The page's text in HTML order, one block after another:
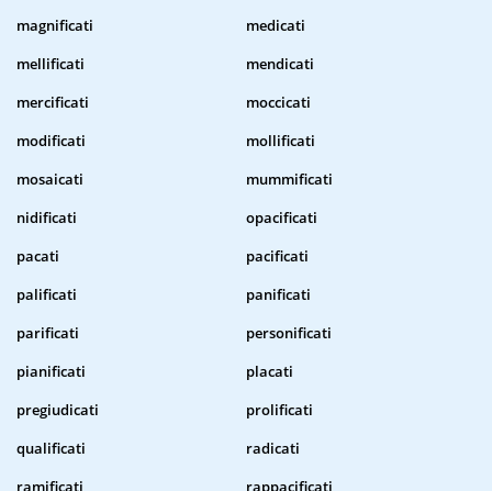
magnificati
medicati
mellificati
mendicati
mercificati
moccicati
modificati
mollificati
mosaicati
mummificati
nidificati
opacificati
pacati
pacificati
palificati
panificati
parificati
personificati
pianificati
placati
pregiudicati
prolificati
qualificati
radicati
ramificati
rappacificati